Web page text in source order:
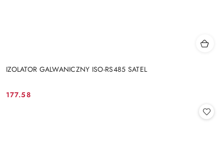
IZOLATOR GALWANICZNY ISO-RS485 SATEL
Cena:
177.58